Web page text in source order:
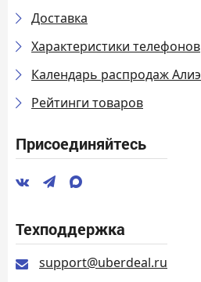
Доставка
Характеристики телефонов
Календарь распродаж
Рейтинги товаров
Присоединяйтесь
Техподдержка
support@uberdeal.ru